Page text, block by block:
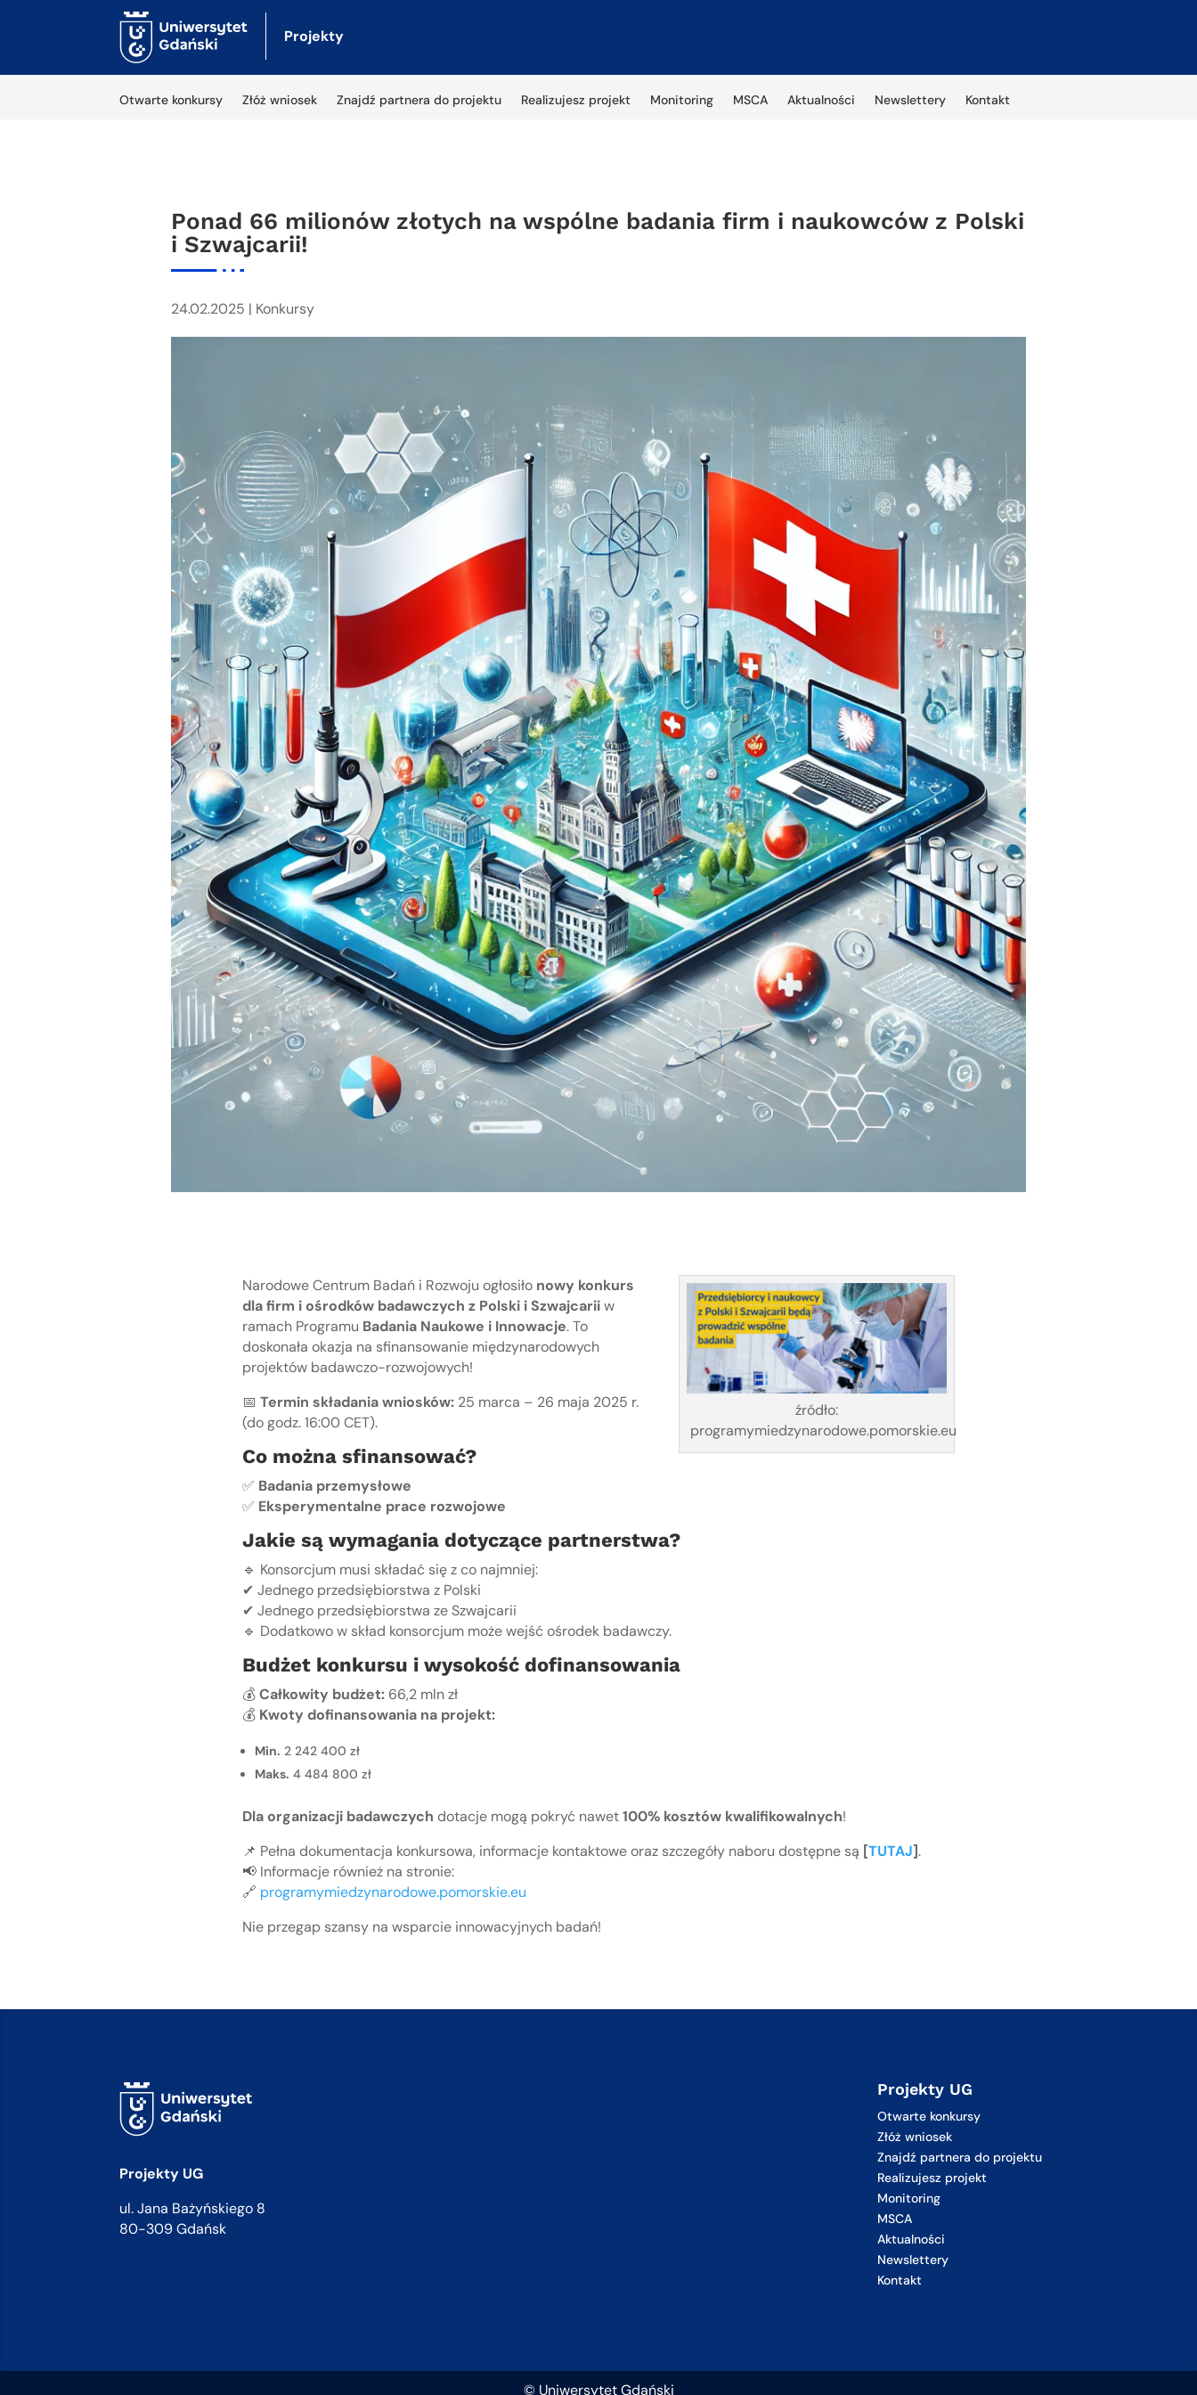
Projekty
Otwarte konkursy Złóż wniosek Znajdź partnera do projektu Realizujesz projekt Monitoring MSCA Aktualności Newslettery Kontakt
Ponad 66 milionów złotych na wspólne badania firm i naukowców z Polski
i Szwajcarii!
24.02.2025 | Konkursy
źródło:
programymiedzynarodowe.pomorskie.eu
Narodowe Centrum Badań i Rozwoju ogłosiło nowy konkurs
dla firm i ośrodków badawczych z Polski i Szwajcariiw
ramach Programu Badania Naukowe i Innowacje. To
doskonała okazja na sfinansowanie międzynarodowych
projektów badawczo-rozwojowych!
📅 Termin składania wniosków: 25 marca – 26 maja 2025 r.
(do godz. 16:00 CET).
Co można sfinansować?
✅ Badania przemysłowe
✅ Eksperymentalne prace rozwojowe
Jakie są wymagania dotyczące partnerstwa?
🔹 Konsorcjum musi składać się z co najmniej:
✔ Jednego przedsiębiorstwa z Polski
✔ Jednego przedsiębiorstwa ze Szwajcarii
🔹 Dodatkowo w skład konsorcjum może wejść ośrodek badawczy.
Budżet konkursu i wysokość dofinansowania
💰Całkowity budżet: 66,2 mln zł
💰 Kwoty dofinansowania na projekt:
Min. 2 242 400 zł
Maks. 4 484 800 zł
Dla organizacji badawczych dotacje mogą pokryć nawet100% kosztów kwalifikowalnych!
📌 Pełna dokumentacja konkursowa, informacje kontaktowe oraz szczegóły naboru dostępne są [TUTAJ].
📢 Informacje również na stronie:
🔗 programymiedzynarodowe.pomorskie.eu
Nie przegap szansy na wsparcie innowacyjnych badań!
Projekty UG
ul. Jana Bażyńskiego 8
80-309 Gdańsk
Projekty UG
Otwarte konkursy
Złóż wniosek
Znajdź partnera do projektu
Realizujesz projekt
Monitoring
MSCA
Aktualności
Newslettery
Kontakt
© Uniwersytet Gdański